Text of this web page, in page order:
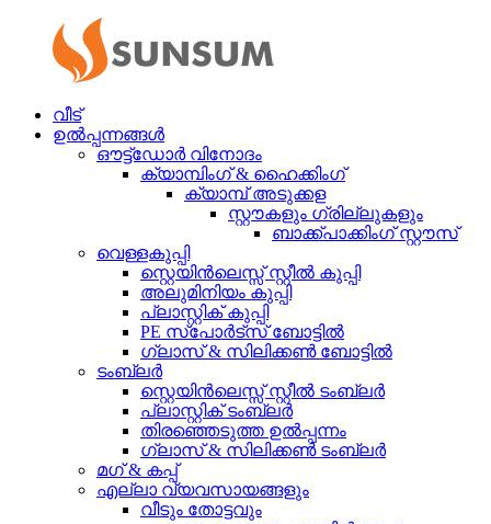
വീട്
ഉൽപ്പന്നങ്ങൾ
ഔട്ട്ഡോർ വിനോദം
ക്യാമ്പിംഗ് & ഹൈക്കിംഗ്
ക്യാമ്പ് അടുക്കള
സ്റ്റൗകളും ഗ്രില്ലുകളും
ബാക്ക്പാക്കിംഗ് സ്റ്റൗസ്
വെള്ളകുപ്പി
സ്റ്റെയിൻലെസ്സ് സ്റ്റീൽ കുപ്പി
അലുമിനിയം കുപ്പി
പ്ലാസ്റ്റിക് കുപ്പി
PE സ്പോർട്സ് ബോട്ടിൽ
ഗ്ലാസ് & സിലിക്കൺ ബോട്ടിൽ
ടംബ്ലർ
സ്റ്റെയിൻലെസ്സ് സ്റ്റീൽ ടംബ്ലർ
പ്ലാസ്റ്റിക് ടംബ്ലർ
തിരഞ്ഞെടുത്ത ഉൽപ്പന്നം
ഗ്ലാസ് & സിലിക്കൺ ടംബ്ലർ
മഗ് & കപ്പ്
എല്ലാ വ്യവസായങ്ങളും
വീടും തോട്ടവും